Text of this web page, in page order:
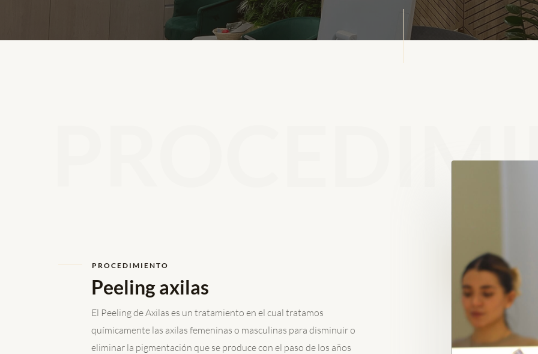
PROCEDIMIENTO
Peeling axilas
El Peeling de Axilas es un tratamiento en el cual tratamos
químicamente las axilas femeninas o masculinas para disminuir o
eliminar la pigmentación que se produce con el paso de los años